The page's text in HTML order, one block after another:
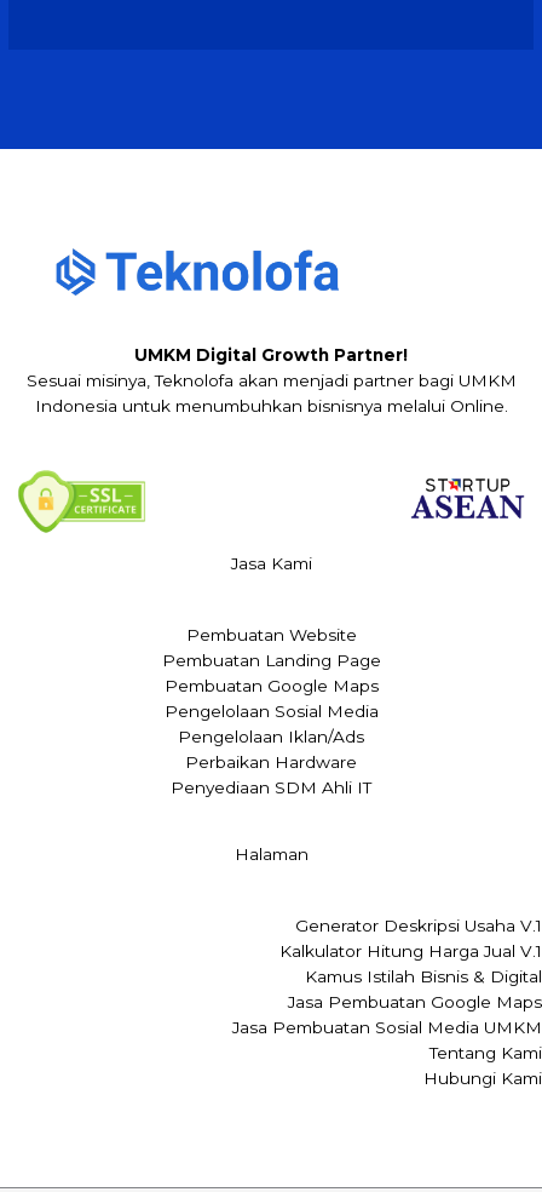
UMKM Digital Growth Partner!
Sesuai misinya, Teknolofa akan menjadi partner bagi UMKM
Indonesia untuk menumbuhkan bisnisnya melalui Online.
Jasa Kami
Pembuatan Website
Pembuatan Landing Page
Pembuatan Google Maps
Pengelolaan Sosial Media
Pengelolaan Iklan/Ads
Perbaikan Hardware
Penyediaan SDM Ahli IT
Halaman
Generator Deskripsi Usaha V.1
Kalkulator Hitung Harga Jual V.1
Kamus Istilah Bisnis & Digital
Jasa Pembuatan Google Maps
Jasa Pembuatan Sosial Media UMKM
Tentang Kami
Hubungi Kami